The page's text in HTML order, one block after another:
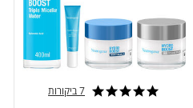
4.9 star rating 7 ביקורות